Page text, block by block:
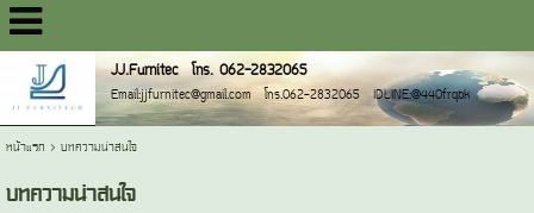
JJ.Furnitec โทร. 062-2832065
Email:jjfurnitec@gmail.com โทร.062-2832065 IDLINE:@440frqbk
หน้าแรก > บทความน่าสนใจ
บทความน่าสนใจ